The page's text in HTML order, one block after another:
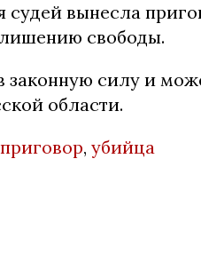
судей вынесла
свободы.
законную силу и
области.
приговор, убийца